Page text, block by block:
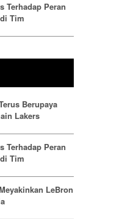
Terhadap Peran
Tim
Berupaya
Lakers
Terhadap Peran
Tim
LeBron